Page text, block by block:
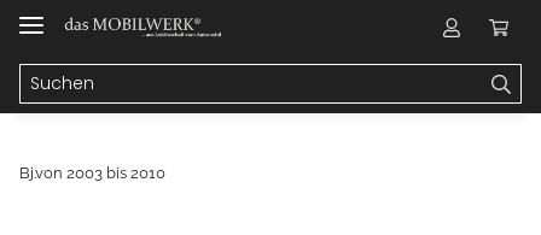
Bj.von 2003 bis 2010